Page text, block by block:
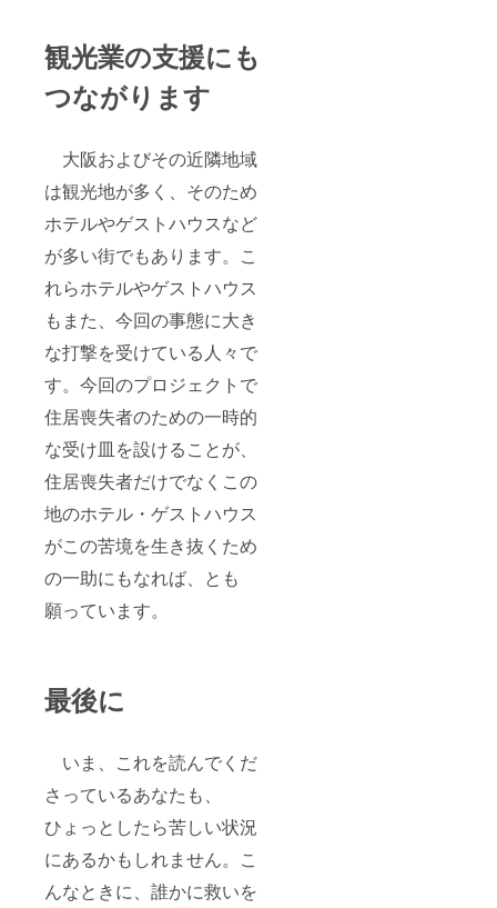
観光業の支援にも
つながります
大阪およびその近隣地域
は観光地が多く、そのため
ホテルやゲストハウスなど
が多い街でもあります。こ
れらホテルやゲストハウス
もまた、今回の事態に大き
な打撃を受けている人々で
す。今回のプロジェクトで
住居喪失者のための一時的
な受け皿を設けることが、
住居喪失者だけでなくこの
地のホテル・ゲストハウス
がこの苦境を生き抜くため
の一助にもなれば、とも
願っています。
最後に
いま、これを読んでくだ
さっているあなたも、
ひょっとしたら苦しい状況
にあるかもしれません。こ
んなときに、誰かに救いを